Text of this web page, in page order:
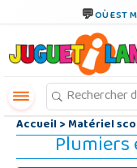
OÙ EST
Accueil>Matériel